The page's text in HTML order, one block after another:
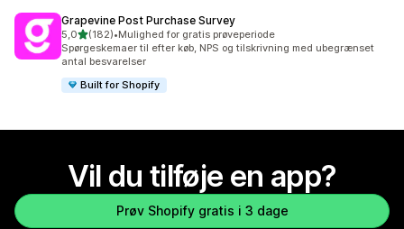
Grapevine Post Purchase Survey
5,0ud af 5 stjerner
(182)
182 anmeldelser i alt
•Mulighed for gratis prøveperiode
Spørgeskemaer til efter køb, NPS og tilskrivning med ubegrænset
antal besvarelser
Built for Shopify
Vil du tilføje en app?
Prøv Shopify gratis i 3 dage